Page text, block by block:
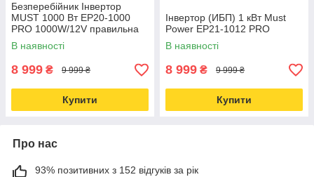
Безперебійник Інвертор
MUST 1000 Вт EP20-1000
PRO 1000W/12V правильна
синусоїда
В наявності
8 999 ₴ 9 999 ₴
Купити
Інвертор (ИБП) 1 кВт Must
Power EP21-1012 PRO
В наявності
8 999 ₴ 9 999 ₴
Купити
Про нас
93% позитивних з 152 відгуків за рік